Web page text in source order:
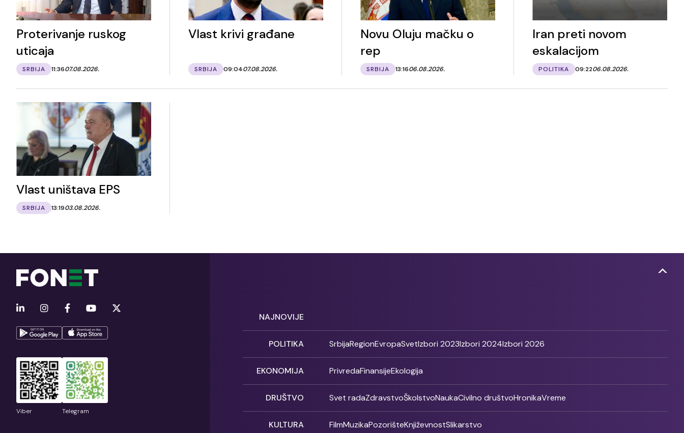
Proterivanje ruskog
uticaja
SRBIJA 11:3607.08.2026.
Vlast krivi građane
SRBIJA 09:0407.08.2026.
Novu Oluju mačku o
rep
SRBIJA 13:1606.08.2026.
Iran preti novom
eskalacijom
POLITIKA 09:2206.08.2026.
Vlast uništava EPS
SRBIJA 13:1903.08.2026.
Viber Telegram
NAJNOVIJE
POLITIKA SrbijaRegionEvropaSvetIzbori 2023Izbori 2024Izbori 2026
EKONOMIJA PrivredaFinansijeEkologija
DRUŠTVO Svet radaZdravstvoŠkolstvoNaukaCivilno društvoHronikaVreme
KULTURA FilmMuzikaPozorišteKnjiževnostSlikarstvo